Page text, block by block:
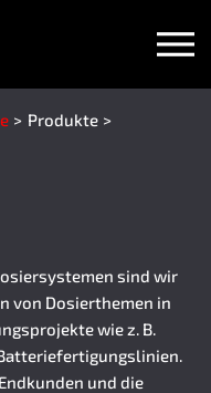
Produkte
sind wir
von Dosierthemen in
wie z. B.
und die